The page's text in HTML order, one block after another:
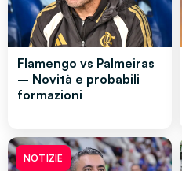
Flamengo vs Palmeiras
– Novità e probabili
formazioni
NOTIZIE